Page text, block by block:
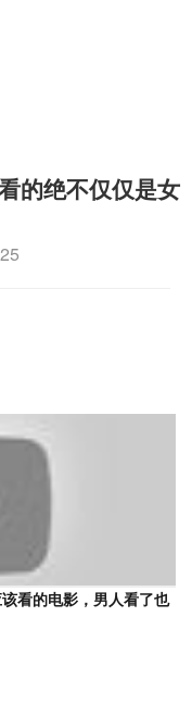
的绝不仅仅是女
看的电影，男人看了也